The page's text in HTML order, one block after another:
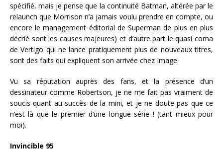
spécifié, mais je pense que la continuité Batman, altérée par le
relaunch que Morrison n’a jamais voulu prendre en compte, ou
encore le management éditorial de Superman de plus en plus
décrié sont les causes majeures) et d’autre part le quasi coma
de Vertigo qui ne lance pratiquement plus de nouveaux titres,
sont des faits qui expliquent son arrivée chez Image.
Vu sa réputation auprès des fans, et la présence d’un
dessinateur comme Robertson, je ne me fait pas vraiment de
soucis quant au succès de la mini, et je ne doute pas que ce
n’est là que le premier d’une longue série ! (tant mieux pour
moi).
Invincible 95